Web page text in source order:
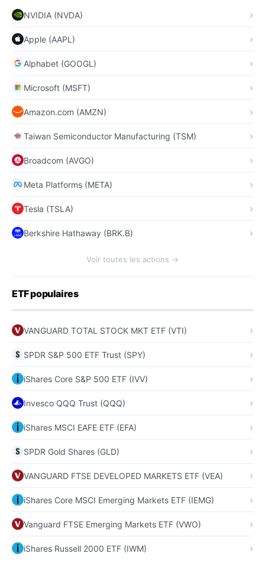
NVIDIA (NVDA)
Apple (AAPL)
Alphabet (GOOGL)
Microsoft (MSFT)
Amazon.com (AMZN)
Taiwan Semiconductor Manufacturing (TSM)
Broadcom (AVGO)
Meta Platforms (META)
Tesla (TSLA)
Berkshire Hathaway (BRK.B)
Voir toutes les actions →
ETF populaires
VANGUARD TOTAL STOCK MKT ETF (VTI)
SPDR S&P 500 ETF Trust (SPY)
iShares Core S&P 500 ETF (IVV)
Invesco QQQ Trust (QQQ)
iShares MSCI EAFE ETF (EFA)
SPDR Gold Shares (GLD)
VANGUARD FTSE DEVELOPED MARKETS ETF (VEA)
iShares Core MSCI Emerging Markets ETF (IEMG)
Vanguard FTSE Emerging Markets ETF (VWO)
iShares Russell 2000 ETF (IWM)